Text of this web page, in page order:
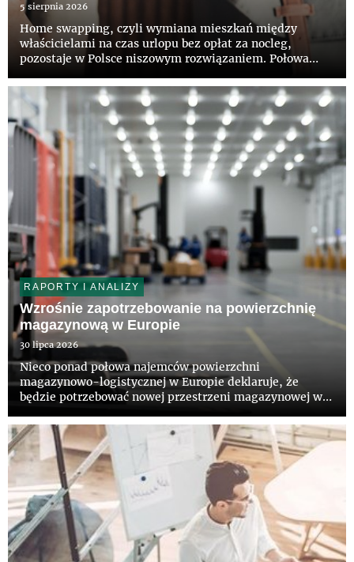
5 sierpnia 2026
Home swapping, czyli wymiana mieszkań między
właścicielami na czas urlopu bez opłat za nocleg,
pozostaje w Polsce niszowym rozwiązaniem. Połowa
12 proc. deklaruje zainteresowanie tym modelem –
wynika z najnowszego...
RAPORTY I ANALIZY
Wzrośnie zapotrzebowanie na powierzchnię
magazynową w Europie
30 lipca 2026
Nieco ponad połowa najemców powierzchni
magazynowo-logistycznej w Europie deklaruje, że
będzie potrzebować nowej przestrzeni magazynowej w
„European Logistics Occupier Survey 2026”,
przygotowanego przez CBRE i firmę A...